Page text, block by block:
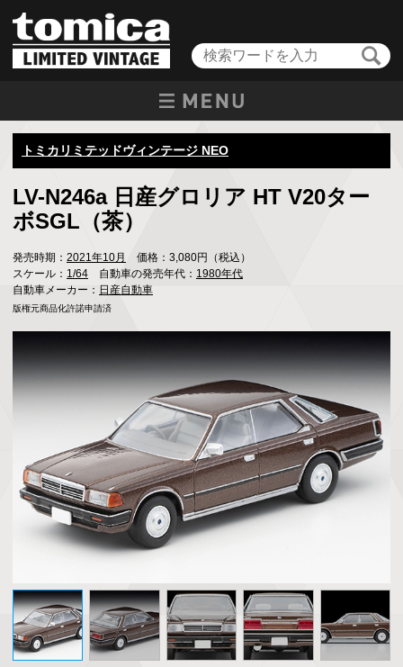
トミカリミテッドヴィンテージ NEO
LV-N246a 日産グロリア HT V20ター
ボSGL（茶）
発売時期： 2021年10月
価格：3,080円（税込）
スケール： 1/64 自動車の発売年代： 1980年代
自動車メーカー： 日産自動車
版権元商品化許諾申請済